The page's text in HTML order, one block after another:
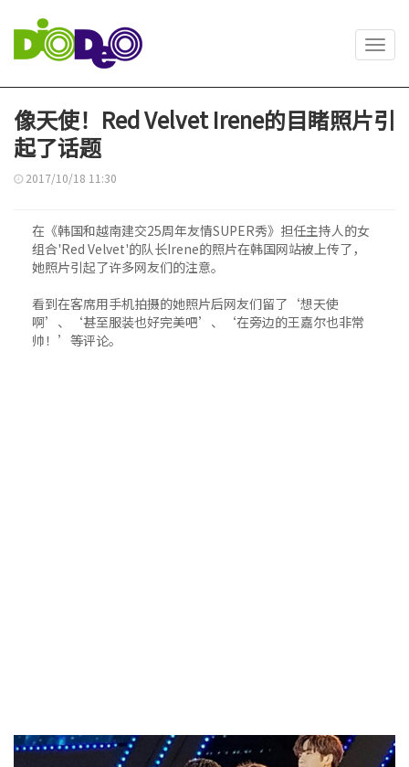
像天使！Red Velvet Irene的目睹照片引
起了话题
2017/10/18 11:30
在《韩国和越南建交25周年友情SUPER秀》担任主持人的女
组合'Red Velvet'的队长Irene的照片在韩国网站被上传了，
她照片引起了许多网友们的注意。
看到在客席用手机拍摄的她照片后网友们留了‘想天使
啊’、‘甚至服装也好完美吧’、‘在旁边的王嘉尔也非常
帅！’等评论。